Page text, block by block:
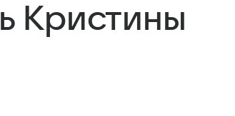
Кристины